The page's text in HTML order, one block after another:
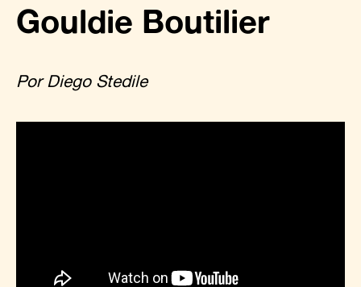
Gouldie Boutilier
Por Diego Stedile